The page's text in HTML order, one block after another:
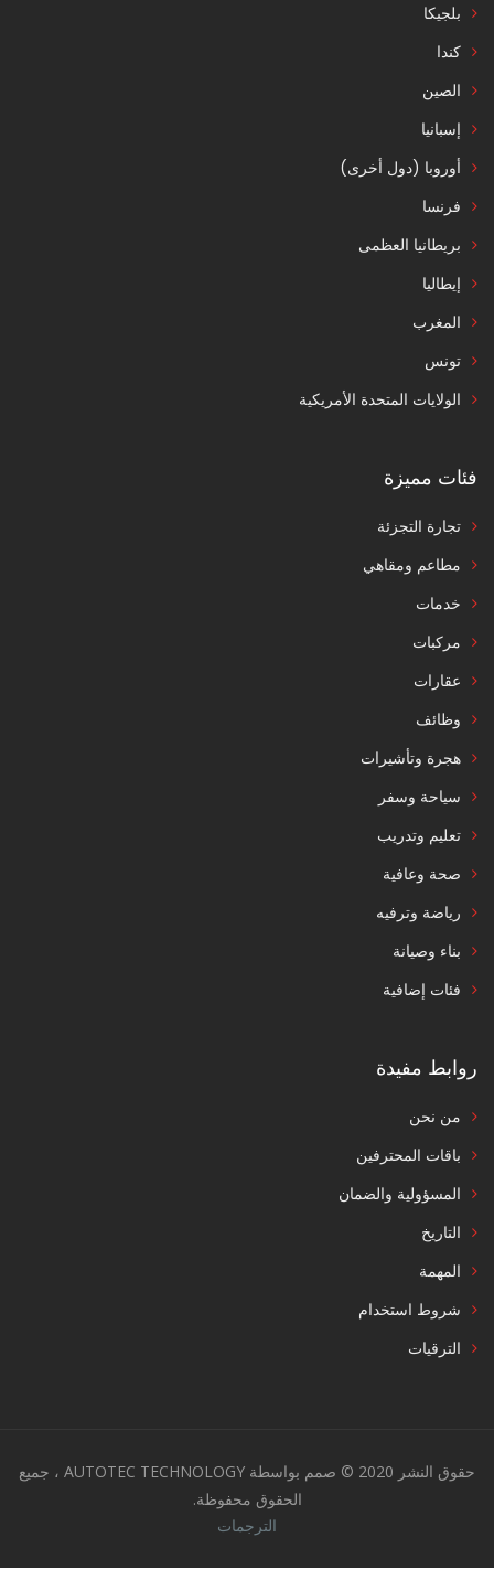
بلجيكا
كندا
الصين
إسبانيا
أوروبا (دول أخرى)
فرنسا
بريطانيا العظمى
إيطاليا
المغرب
تونس
الولايات المتحدة الأمريكية
فئات مميزة
تجارة التجزئة
مطاعم ومقاهي
خدمات
مركبات
عقارات
وظائف
هجرة وتأشيرات
سياحة وسفر
تعليم وتدريب
صحة وعافية
رياضة وترفيه
بناء وصيانة
فئات إضافية
روابط مفيدة
من نحن
باقات المحترفين
المسؤولية والضمان
التاريخ
المهمة
شروط استخدام
الترقيات
حقوق النشر 2020 © صمم بواسطة AUTOTEC TECHNOLOGY ، جميع
الحقوق محفوظة.
الترجمات